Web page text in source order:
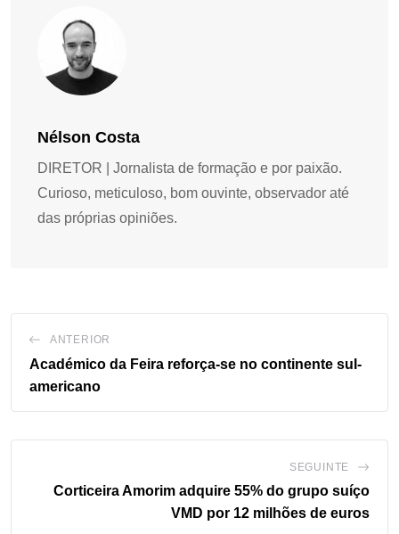
Nélson Costa
DIRETOR | Jornalista de formação e por paixão.
Curioso, meticuloso, bom ouvinte, observador até
das próprias opiniões.
ANTERIOR
Académico da Feira reforça-se no continente sul-
americano
SEGUINTE
Corticeira Amorim adquire 55% do grupo suíço
VMD por 12 milhões de euros